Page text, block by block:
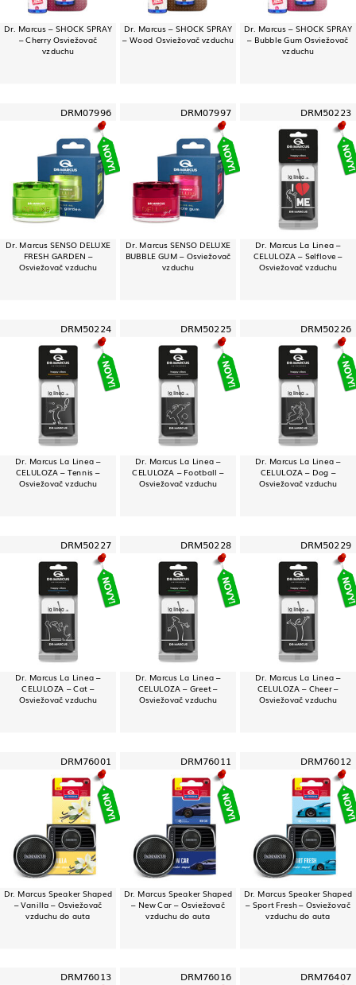
Dr. Marcus – SHOCK SPRAY
– Cherry Osviežovač
vzduchu
Dr. Marcus – SHOCK SPRAY
– Wood Osviežovač vzduchu
Dr. Marcus – SHOCK SPRAY
– Bubble Gum Osviežovač
vzduchu
DRM07996
Dr. Marcus SENSO DELUXE
FRESH GARDEN –
Osviežovač vzduchu
DRM07997
Dr. Marcus SENSO DELUXE
BUBBLE GUM – Osviežovač
vzduchu
DRM50223
Dr. Marcus La Linea –
CELULOZA – Selflove –
Osviežovač vzduchu
DRM50224
Dr. Marcus La Linea –
CELULOZA – Tennis –
Osviežovač vzduchu
DRM50225
Dr. Marcus La Linea –
CELULOZA – Football –
Osviežovač vzduchu
DRM50226
Dr. Marcus La Linea –
CELULOZA – Dog –
Osviežovač vzduchu
DRM50227
Dr. Marcus La Linea –
CELULOZA – Cat –
Osviežovač vzduchu
DRM50228
Dr. Marcus La Linea –
CELULOZA – Greet –
Osviežovač vzduchu
DRM50229
Dr. Marcus La Linea –
CELULOZA – Cheer –
Osviežovač vzduchu
DRM76001
Dr. Marcus Speaker Shaped
– Vanilla – Osviežovač
vzduchu do auta
DRM76011
Dr. Marcus Speaker Shaped
– New Car – Osviežovač
vzduchu do auta
DRM76012
Dr. Marcus Speaker Shaped
– Sport Fresh – Osviežovač
vzduchu do auta
DRM76013 DRM76016 DRM76407